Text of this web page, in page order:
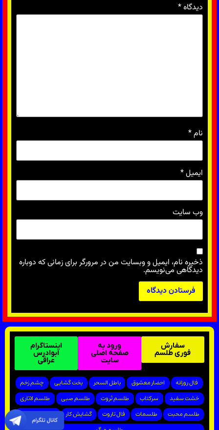
دیدگاه*
نام*
ایمیل*
وب‌ سایت
ذخیره نام، ایمیل و وبسایت من در مرورگر برای زمانی که دوباره
دیدگاهی می‌نویسم.
سفارش
فوری طلسم
ورود به
صفحه اصلی
سایت
اینستاگرام
ابوادرس
عراقی
فال روزانه احضار معشوق باطل السحر بخت گشایی
چشم زخم
خشت سفید
سرکتاب طلسم ثروت طلسم صبی
طلسم لاتاری
طلسم محبت
طلسمات فال تاروت گشایش کار
پیروزی در دادگاه